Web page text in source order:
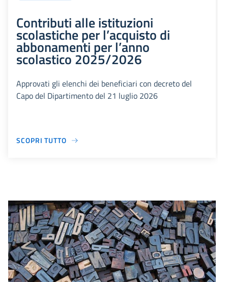
Contributi alle istituzioni
scolastiche per l’acquisto di
abbonamenti per l’anno
scolastico 2025/2026
Approvati gli elenchi dei beneficiari con decreto del
Capo del Dipartimento del 21 luglio 2026
SCOPRI TUTTO